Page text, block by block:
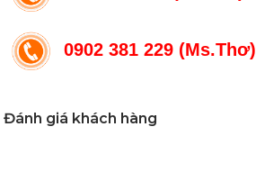
0902 381 229 (Ms.Thơ)
Đánh giá khách hàng